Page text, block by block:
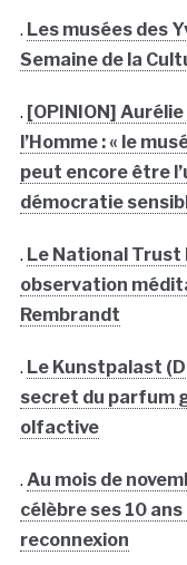
. Les musées des
Semaine de la
. [OPINION]
l’Homme : « le
peut encore être
démocratie
. Le National
observation
Rembrandt
. Le Kunstpalast
secret du parfum
olfactive
. Au mois de
célèbre ses 10
reconnexion